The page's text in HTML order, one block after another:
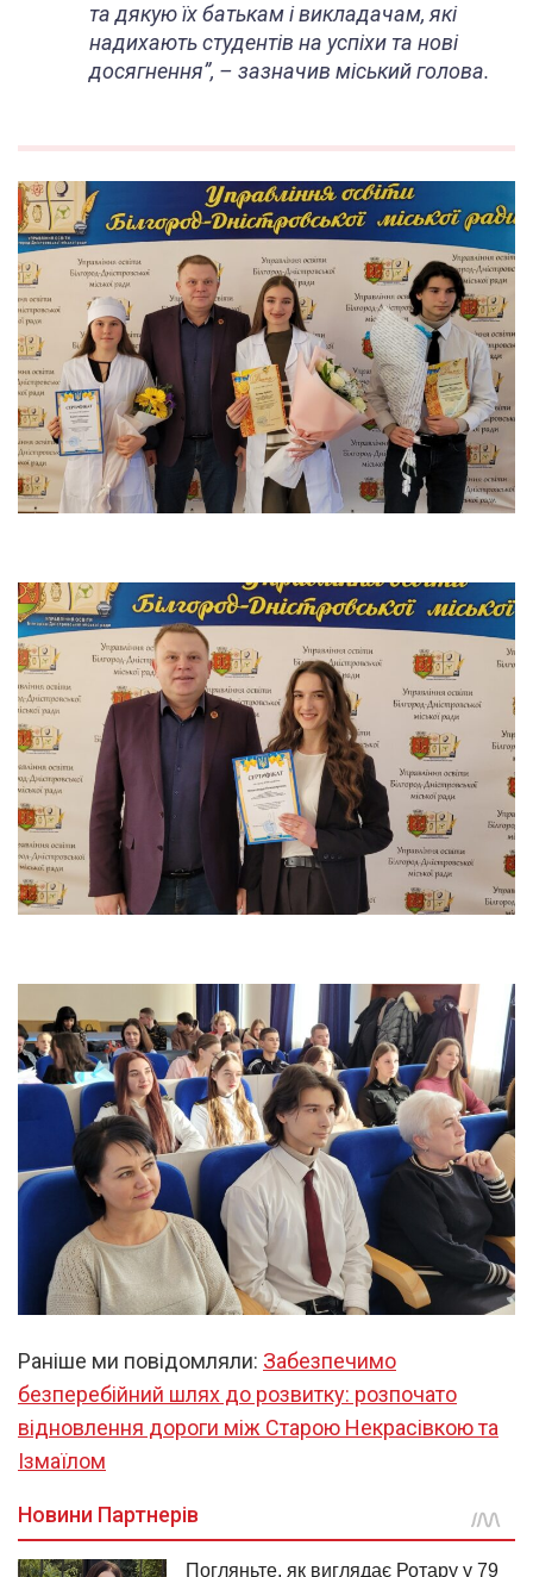
та дякую їх батькам і викладачам, які
надихають студентів на успіхи та нові
досягнення”, – зазначив міський голова.
Раніше ми повідомляли: Забезпечимо
безперебійний шлях до розвитку: розпочато
відновлення дороги між Старою Некрасівкою та
Ізмаїлом